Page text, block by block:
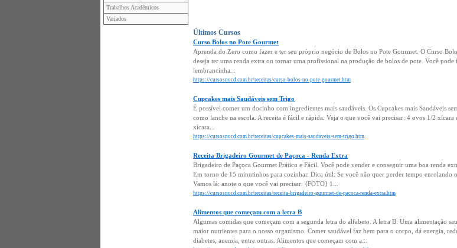
Trabalhos Acadêmicos
Variados
Últimos Cursos
Curso Bolos no Pote Gourmet
Aprenda do Zero como fazer e ter seu próprio negócio de Bolos no Pote Gourmet. O Curso
deseja ter uma renda extra ou tornar uma profissional na produção de bolos de pote. Você pode
lembrancinha...
https://cursosnocd.com.br/receitas/curso-bolos-no-pote-gourmet.htm
Cupcakes mais Saudáveis sem Trigo
É possível comer um docinho com ingredientes mais saudáveis. Os Cupcakes mais Saudáveis
como lanche na escola. A receita é fácil e rápida. Veja o que você vai precisar: 4 ovos 1/2 xícara
xícara...
https://cursosnocd.com.br/receitas/cupcakes-mais-saudaveis-sem-trigo.htm
Receita Brigadeiro Gourmet de Paçoca - Renda Extra
Brigadeiro de Paçoca Gourmet Prático e Fácil. Você pode vender e conseguir uma boa renda
Em torno de 15 minutinhos para cozinhar. Dica útil: Se você não quer perder tempo enrolando
Vamos lá: anote o que você vai precisar: {FOTO} 1...
https://cursosnocd.com.br/receitas/receita-brigadeiro-gourmet-de-pacoca-renda-extra.htm
Alimentos que começam com a letra B
Algumas comidas que começam com a segunda letra do alfabeto. A letra B. Uma alimentação
maior nutrientes para o nosso organismo. Comer saudável faz bem para o corpo, dá energia,
diabetes, anemia, entre outras. Alimentos que começam com a...